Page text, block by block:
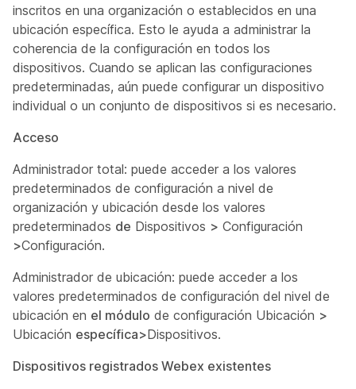
inscritos en una organización o establecidos en una
ubicación específica. Esto le ayuda a administrar la
coherencia de la configuración en todos los
dispositivos. Cuando se aplican las configuraciones
predeterminadas, aún puede configurar un dispositivo
individual o un conjunto de dispositivos si es necesario.
Acceso
Administrador total: puede acceder a los valores
predeterminados de configuración a nivel de
organización y ubicación desde los valores
predeterminados de Dispositivos > Configuración
>Configuración.
Administrador de ubicación: puede acceder a los
valores predeterminados de configuración del nivel de
ubicación en el módulo de configuración Ubicación >
Ubicación específica>Dispositivos.
Dispositivos registrados Webex existentes